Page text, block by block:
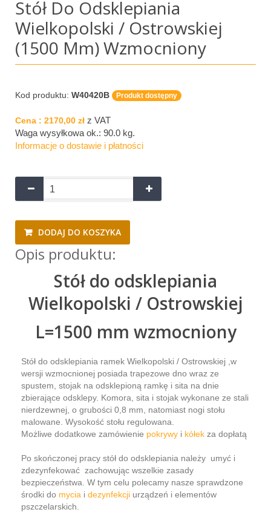
Stół Do Odsklepiania
Wielkopolski / Ostrowskiej
(1500 Mm) Wzmocniony
Kod produktu: W40420B Produkt dostępny
Cena : 2170,00 zł z VAT
Waga wysyłkowa ok.: 90.0 kg.
Informacje o dostawie i płatności
DODAJ DO KOSZYKA
Opis produktu:
Stół do odsklepiania
Wielkopolski / Ostrowskiej
L=1500 mm wzmocniony
Stół do odsklepiania ramek Wielkopolski / Ostrowskiej ,w
wersji wzmocnionej posiada trapezowe dno wraz ze
spustem, stojak na odsklepioną ramkę i sita na dnie
zbierające odsklepy. Komora, sita i stojak wykonane ze stali
nierdzewnej, o grubości 0,8 mm, natomiast nogi stołu
malowane. Wysokość stołu regulowana.
Możliwe dodatkowe zamówienie pokrywy i kółek za dopłatą
Po skończonej pracy stół do odsklepiania należy umyć i
zdezynfekować zachowując wszelkie zasady
bezpieczeństwa. W tym celu polecamy nasze sprawdzone
środki do mycia i dezynfekcji urządzeń i elementów
pszczelarskich.